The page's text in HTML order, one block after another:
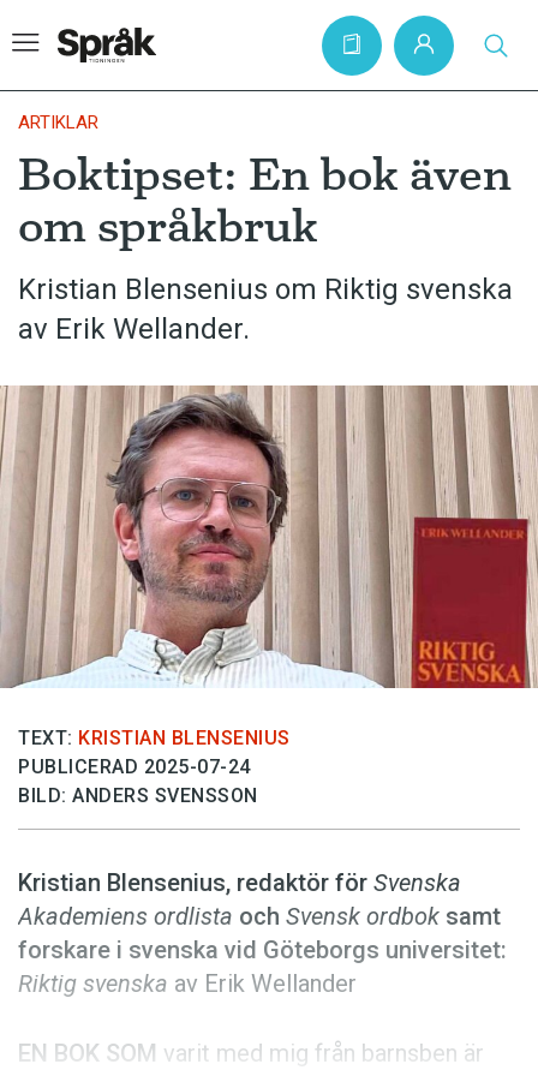
Hem
Artiklar
Krönikor
Språkfrågor
Bokrecensioner
Kviss
Podden
Anmäl till språkpolisen
Föreslå nyord
Annonsera
Prenumerera
Läs Språktidningen digitalt
Press
ARTIKLAR
Boktipset: En bok även
om språkbruk
Kristian Blensenius om Riktig svenska
av Erik Wellander.
TEXT: KRISTIAN BLENSENIUS
PUBLICERAD 2025-07-24
BILD: ANDERS SVENSSON
Kristian Blensenius, redaktör för Svenska
Akademiens ordlista och Svensk ordbok samt
forskare i svenska vid Göteborgs universitet:
Riktig svenska av Erik Wellander
EN BOK SOM varit med mig från barnsben är